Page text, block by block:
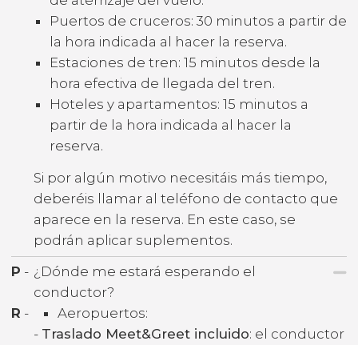
Puertos de cruceros: 30 minutos a partir de
la hora indicada al hacer la reserva.
Estaciones de tren: 15 minutos desde la
hora efectiva de llegada del tren.
Hoteles y apartamentos: 15 minutos a
partir de la hora indicada al hacer la
reserva.
Si por algún motivo necesitáis más tiempo,
deberéis llamar al teléfono de contacto que
aparece en la reserva. En este caso, se
podrán aplicar suplementos.
P - ¿Dónde me estará esperando el
conductor?
R -
Aeropuertos:
- Traslado Meet&Greet incluido: el conductor